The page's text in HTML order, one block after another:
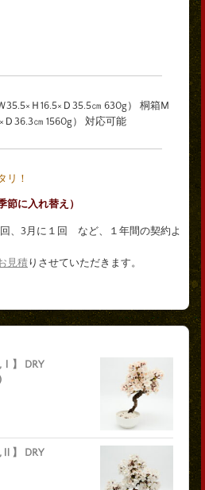
Ｈ16.5×Ｄ35.5㎝ 630g） 桐箱M
Ｄ36.3㎝ 1560g） 対応可能
リ！
節に入れ替え）
、3月に１回 など、１年間の契約よ
見積りさせていただきます。
Ⅰ】 DRY
Ⅱ】 DRY